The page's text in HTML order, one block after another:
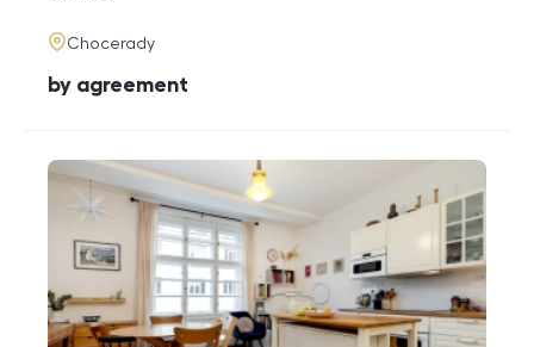
adresa
Chocerady
cena
by agreement